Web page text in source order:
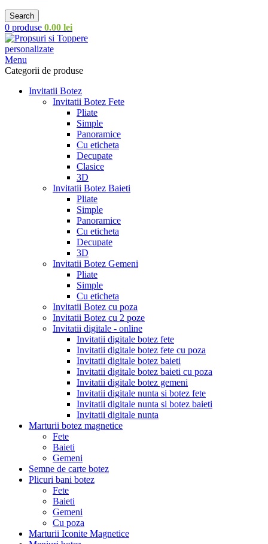
Search
0 produse 0.00 lei
Menu
Categorii de produse
Invitatii Botez
Invitatii Botez Fete
Pliate
Simple
Panoramice
Cu eticheta
Decupate
Clasice
3D
Invitatii Botez Baieti
Pliate
Simple
Panoramice
Cu eticheta
Decupate
3D
Invitatii Botez Gemeni
Pliate
Simple
Cu eticheta
Invitatii Botez cu poza
Invitatii Botez cu 2 poze
Invitatii digitale - online
Invitatii digitale botez fete
Invitatii digitale botez fete cu poza
Invitatii digitale botez baieti
Invitatii digitale botez baieti cu poza
Invitatii digitale botez gemeni
Invitatii digitale nunta si botez fete
Invitatii digitale nunta si botez baieti
Invitatii digitale nunta
Marturii botez magnetice
Fete
Baieti
Gemeni
Semne de carte botez
Plicuri bani botez
Fete
Baieti
Gemeni
Cu poza
Marturii Iconite Magnetice